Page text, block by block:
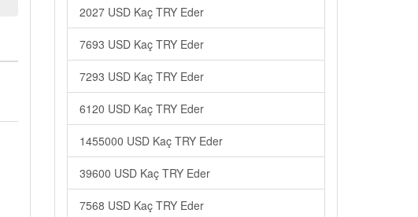
2027 USD Kaç TRY Eder
7693 USD Kaç TRY Eder
7293 USD Kaç TRY Eder
6120 USD Kaç TRY Eder
1455000 USD Kaç TRY Eder
39600 USD Kaç TRY Eder
7568 USD Kaç TRY Eder